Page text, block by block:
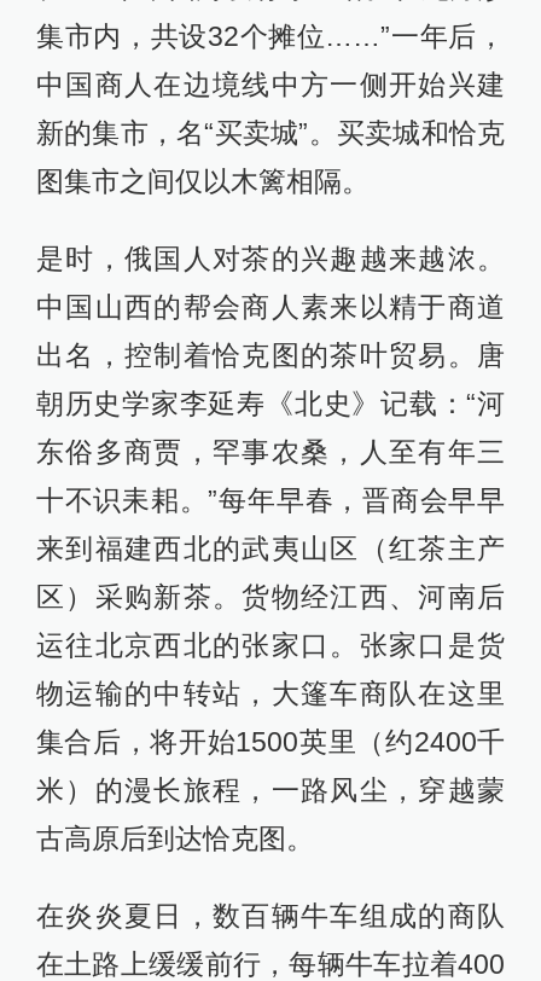
集市内，共设32个摊位……”一年后，
中国商人在边境线中方一侧开始兴建
新的集市，名“买卖城”。买卖城和恰克
图集市之间仅以木篱相隔。
是时，俄国人对茶的兴趣越来越浓。
中国山西的帮会商人素来以精于商道
出名，控制着恰克图的茶叶贸易。唐
朝历史学家李延寿《北史》记载：“河
东俗多商贾，罕事农桑，人至有年三
十不识耒耜。”每年早春，晋商会早早
来到福建西北的武夷山区（红茶主产
区）采购新茶。货物经江西、河南后
运往北京西北的张家口。张家口是货
物运输的中转站，大篷车商队在这里
集合后，将开始1500英里（约2400千
米）的漫长旅程，一路风尘，穿越蒙
古高原后到达恰克图。
在炎炎夏日，数百辆牛车组成的商队
在土路上缓缓前行，每辆牛车拉着400